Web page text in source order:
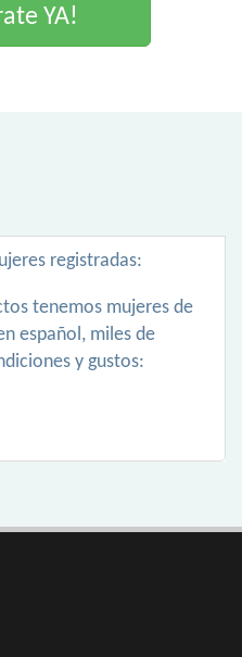
YA!
registradas:
tenemos mujeres de
español, miles de
y gustos: